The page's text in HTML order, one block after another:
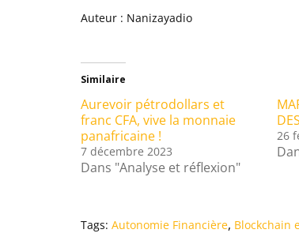
Auteur : Nanizayadio
Similaire
Aurevoir pétrodollars et
franc CFA, vive la monnaie
panafricaine !
7 décembre 2023
Dans "Analyse et réflexion"
26
Tags: Autonomie Financière, Blockchain